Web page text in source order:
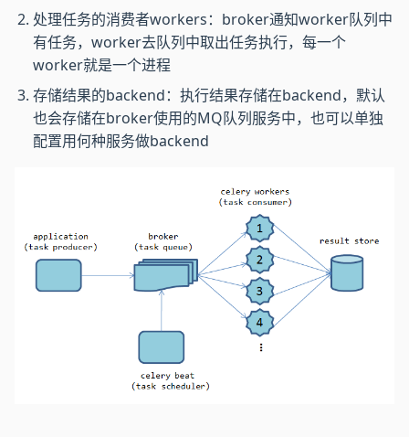
处理任务的消费者workers：broker通知worker队列中
有任务，worker去队列中取出任务执行，每一个
worker就是一个进程
存储结果的backend：执行结果存储在backend，默认
也会存储在broker使用的MQ队列服务中，也可以单独
配置用何种服务做backend